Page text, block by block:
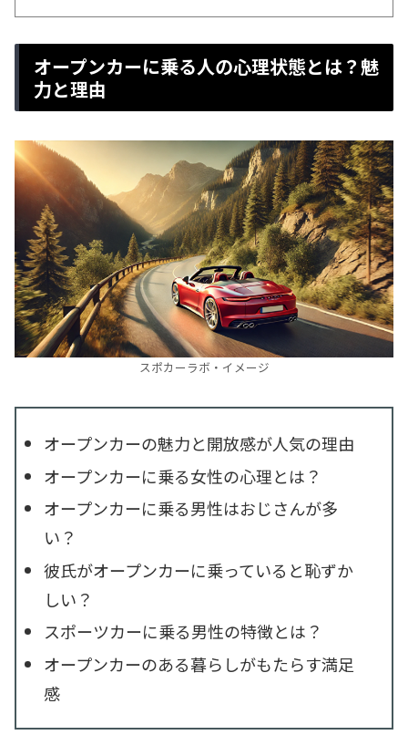
オープンカーに乗る人の心理状態とは？魅
力と理由
スポカーラボ・イメージ
オープンカーの魅力と開放感が人気の理由
オープンカーに乗る女性の心理とは？
オープンカーに乗る男性はおじさんが多
い？
彼氏がオープンカーに乗っていると恥ずか
しい？
スポーツカーに乗る男性の特徴とは？
オープンカーのある暮らしがもたらす満足
感